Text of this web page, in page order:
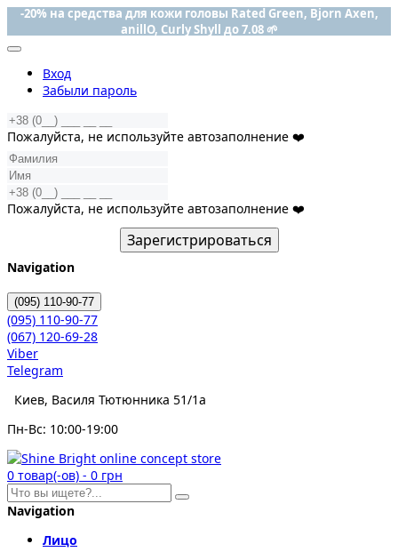
-20% на средства для кожи головы Rated Green, Bjorn Axen,
anillO, Curly Shyll до 7.08 🌱
Вход
Забыли пароль
Пожалуйста, не используйте автозаполнение ❤️
Пожалуйста, не используйте автозаполнение ❤️
Зарегистрироваться
Navigation
(095) 110-90-77
(095) 110-90-77
(067) 120-69-28
Viber
Telegram
Киев, Василя Тютюнника 51/1а
Пн-Вс: 10:00-19:00
0 товар(-ов) - 0 грн
Navigation
Лицо